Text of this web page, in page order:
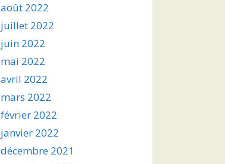
août 2022
juillet 2022
juin 2022
mai 2022
avril 2022
mars 2022
février 2022
janvier 2022
décembre 2021